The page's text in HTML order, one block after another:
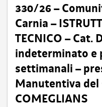
330/26 –
Carnia –
TECNICO – Cat.
indeterminato e
settimanali –
Manutentiva del
COMEGLIANS